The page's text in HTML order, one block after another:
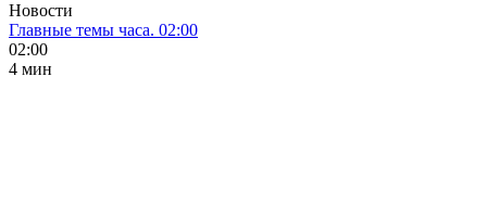
Новости
Главные темы часа. 02:00
02:00
4 мин